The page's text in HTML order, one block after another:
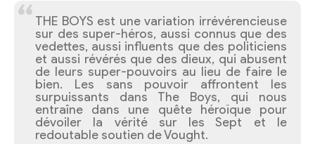
THE BOYS est une variation irrévérencieuse
sur des super-héros, aussi connus que des
vedettes, aussi influents que des politiciens
et aussi révérés que des dieux, qui abusent
de leurs super-pouvoirs au lieu de faire le
bien. Les sans pouvoir affrontent les
surpuissants dans The Boys, qui nous
entraîne dans une quête héroïque pour
dévoiler la vérité sur les Sept et le
redoutable soutien de Vought.